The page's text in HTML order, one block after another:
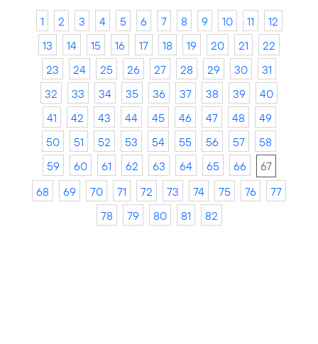
1 2 3 4 5 6 7 8 9 10 11
12
13
14 15 16 17 18 19 20 21
22
23
24 25 26 27 28 29 30
31
32
33 34 35 36 37 38 39
40
41
42 43 44 45 46 47 48
49
50
51 52 53 54 55 56 57
58
59
60 61 62 63 64 65 66
67
68
69 70 71 72 73 74 75 76
77
78
79 80 81 82